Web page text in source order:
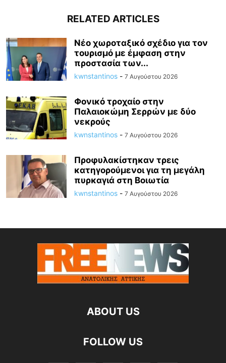
RELATED ARTICLES
Νέο χωροταξικό σχέδιο για τον
τουρισμό με έμφαση στην
προστασία των...
kwnstantinos - 7 Αυγούστου 2026
Φονικό τροχαίο στην
Παλαιοκώμη Σερρών με δύο
νεκρούς
kwnstantinos - 7 Αυγούστου 2026
Προφυλακίστηκαν τρεις
κατηγορούμενοι για τη μεγάλη
πυρκαγιά στη Βοιωτία
kwnstantinos - 7 Αυγούστου 2026
ABOUT US
FOLLOW US